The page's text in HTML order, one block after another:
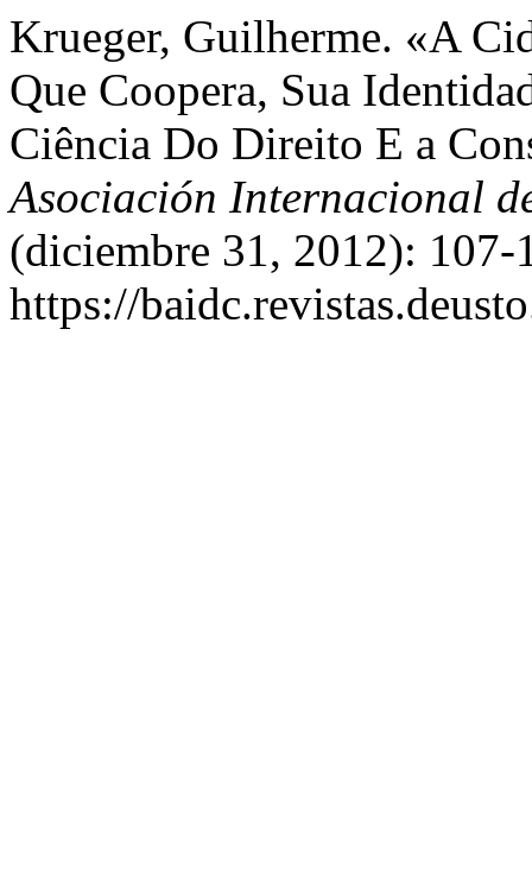
Krueger, Guilherme. «A
Que Coopera, Sua
Ciência Do Direito E a
Asociación Internacional
(diciembre 31, 2012):
https://